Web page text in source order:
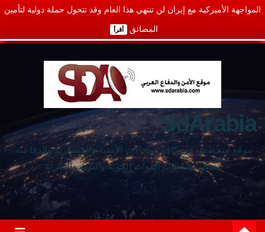
المواجهة الأميركية مع إيران لن تنتهي هذا العام وقد تتحول حملة دولية لتأمين
المضائق أقرأ
SdArabia
موقع متخصص في كافة المجالات الأمنية والعسكرية والدفاعية،
يغطي نشاطات القوات الجوية والبرية والبحرية